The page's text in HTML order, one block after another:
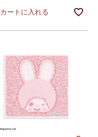
カートに入れる